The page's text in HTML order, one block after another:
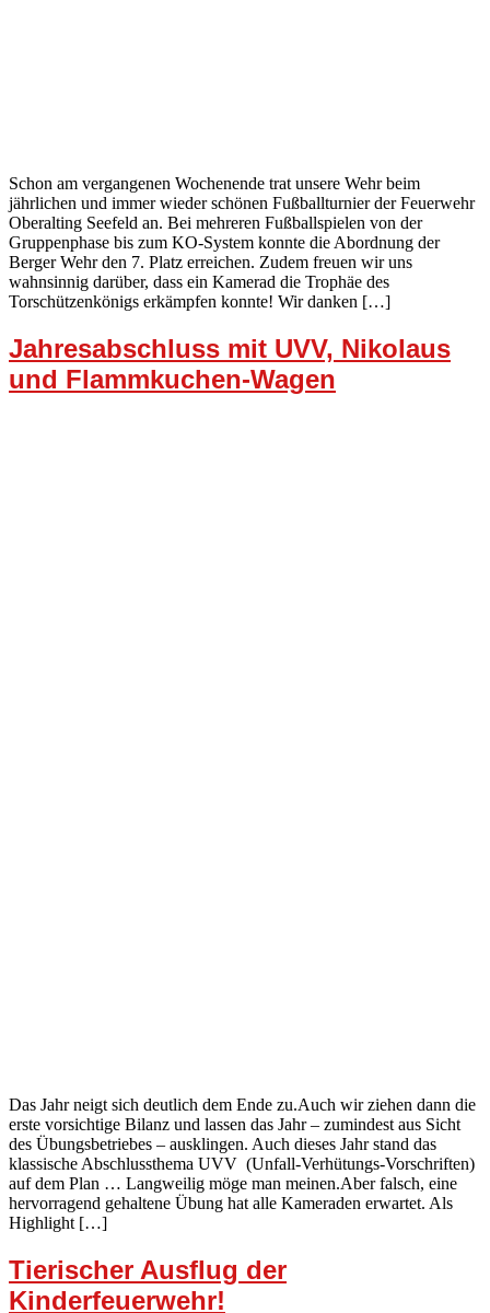
Schon am vergangenen Wochenende trat unsere Wehr beim
jährlichen und immer wieder schönen Fußballturnier der Feuerwehr
Oberalting Seefeld an. Bei mehreren Fußballspielen von der
Gruppenphase bis zum KO-System konnte die Abordnung der
Berger Wehr den 7. Platz erreichen. Zudem freuen wir uns
wahnsinnig darüber, dass ein Kamerad die Trophäe des
Torschützenkönigs erkämpfen konnte! Wir danken […]
Jahresabschluss mit UVV, Nikolaus
und Flammkuchen-Wagen
Das Jahr neigt sich deutlich dem Ende zu.Auch wir ziehen dann die
erste vorsichtige Bilanz und lassen das Jahr – zumindest aus Sicht
des Übungsbetriebes – ausklingen. Auch dieses Jahr stand das
klassische Abschlussthema UVV (Unfall-Verhütungs-Vorschriften)
auf dem Plan … Langweilig möge man meinen.Aber falsch, eine
hervorragend gehaltene Übung hat alle Kameraden erwartet. Als
Highlight […]
Tierischer Ausflug der
Kinderfeuerwehr!